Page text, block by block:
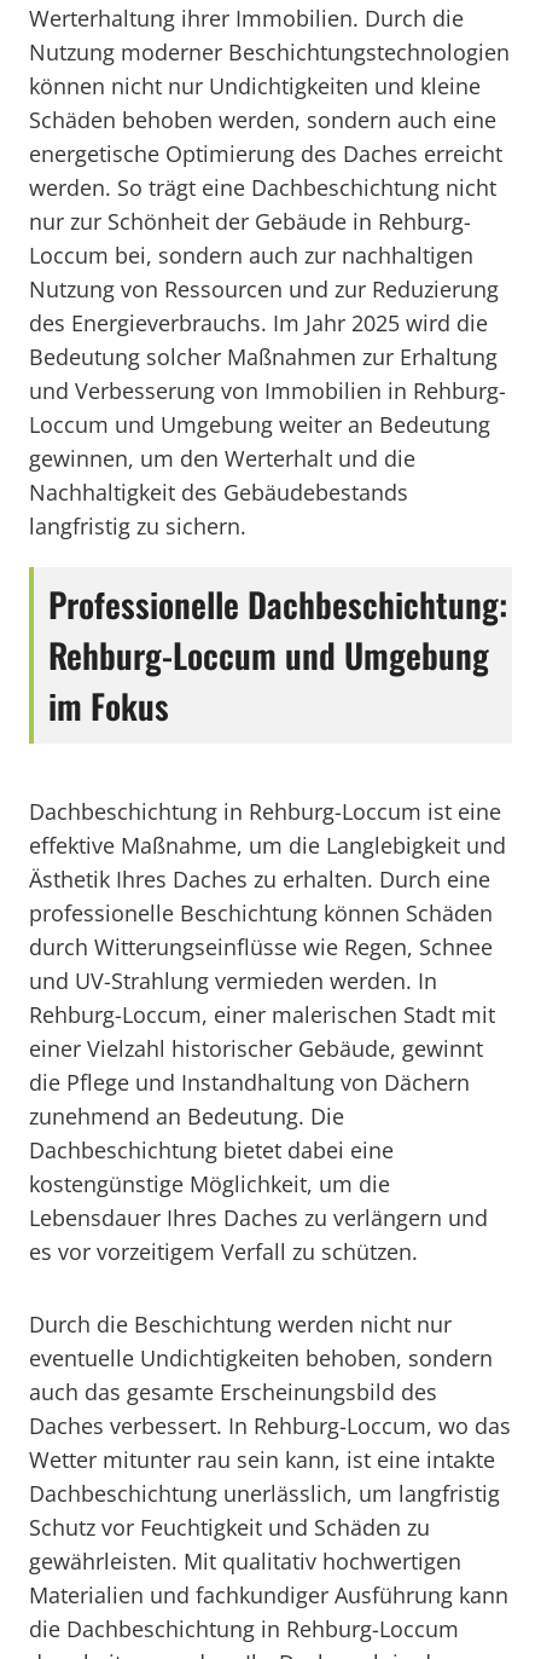
Werterhaltung ihrer Immobilien. Durch die
Nutzung moderner Beschichtungstechnologien
können nicht nur Undichtigkeiten und kleine
Schäden behoben werden, sondern auch eine
energetische Optimierung des Daches erreicht
werden. So trägt eine Dachbeschichtung nicht
nur zur Schönheit der Gebäude in Rehburg-
Loccum bei, sondern auch zur nachhaltigen
Nutzung von Ressourcen und zur Reduzierung
des Energieverbrauchs. Im Jahr 2025 wird die
Bedeutung solcher Maßnahmen zur Erhaltung
und Verbesserung von Immobilien in Rehburg-
Loccum und Umgebung weiter an Bedeutung
gewinnen, um den Werterhalt und die
Nachhaltigkeit des Gebäudebestands
langfristig zu sichern.
Professionelle Dachbeschichtung:
Rehburg-Loccum und Umgebung
im Fokus
Dachbeschichtung in Rehburg-Loccum ist eine
effektive Maßnahme, um die Langlebigkeit und
Ästhetik Ihres Daches zu erhalten. Durch eine
professionelle Beschichtung können Schäden
durch Witterungseinflüsse wie Regen, Schnee
und UV-Strahlung vermieden werden. In
Rehburg-Loccum, einer malerischen Stadt mit
einer Vielzahl historischer Gebäude, gewinnt
die Pflege und Instandhaltung von Dächern
zunehmend an Bedeutung. Die
Dachbeschichtung bietet dabei eine
kostengünstige Möglichkeit, um die
Lebensdauer Ihres Daches zu verlängern und
es vor vorzeitigem Verfall zu schützen.
Durch die Beschichtung werden nicht nur
eventuelle Undichtigkeiten behoben, sondern
auch das gesamte Erscheinungsbild des
Daches verbessert. In Rehburg-Loccum, wo das
Wetter mitunter rau sein kann, ist eine intakte
Dachbeschichtung unerlässlich, um langfristig
Schutz vor Feuchtigkeit und Schäden zu
gewährleisten. Mit qualitativ hochwertigen
Materialien und fachkundiger Ausführung kann
die Dachbeschichtung in Rehburg-Loccum